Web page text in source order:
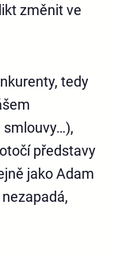
změnit ve
tedy
smlouvy…),
představy
jako Adam